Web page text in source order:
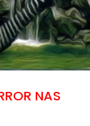
NAS